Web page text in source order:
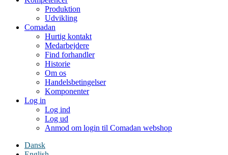
Produktion
Udvikling
Comadan
Hurtig kontakt
Medarbejdere
Find forhandler
Historie
Om os
Handelsbetingelser
Komponenter
Log in
Log ind
Log ud
Anmod om login til Comadan webshop
Dansk